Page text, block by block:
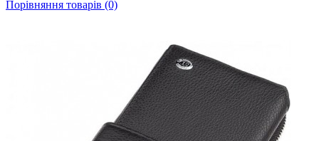
Порівняння товарів (0)